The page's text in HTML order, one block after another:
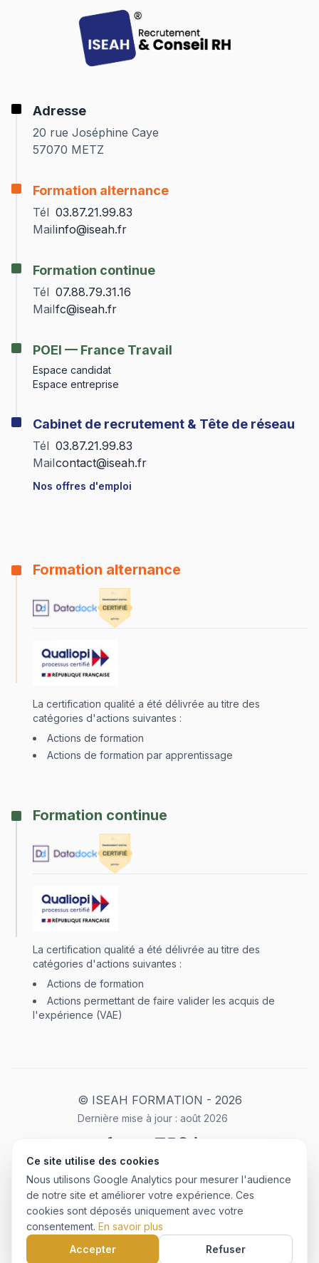
Adresse
20 rue Joséphine Caye
57070 METZ
Formation alternance
Tél 03.87.21.99.83
Mailinfo@iseah.fr
Formation continue
Tél 07.88.79.31.16
Mailfc@iseah.fr
POEI — France Travail
Espace candidat
Espace entreprise
Cabinet de recrutement & Tête de réseau
Tél 03.87.21.99.83
Mailcontact@iseah.fr
Nos offres d'emploi
Formation alternance
La certification qualité a été délivrée au titre des
catégories d'actions suivantes :
Actions de formation
Actions de formation par apprentissage
Formation continue
La certification qualité a été délivrée au titre des
catégories d'actions suivantes :
Actions de formation
Actions permettant de faire valider les acquis de
l'expérience (VAE)
© ISEAH FORMATION - 2026
Dernière mise à jour : août 2026
Mentions LégalesPlan du site
CGU
Créé avec ❤️ par HMS
©2026
Ce site utilise des cookies
Nous utilisons Google Analytics pour mesurer l'audience
de notre site et améliorer votre expérience. Ces
cookies sont déposés uniquement avec votre
consentement. En savoir plus
Accepter
Refuser